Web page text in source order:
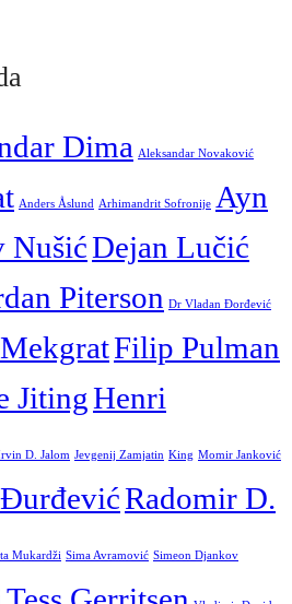
Dima Aleksandar Novaković
Anders Åslund Arhimandrit Sofronije Ayn
NušićDejan Lučić
Piterson Dr Vladan Đorđević
Filip Pulman
JitingHenri
D. Jalom Jevgenij Zamjatin King Momir Janković
Radomir D.
Mukardži Sima Avramović Simeon Djankov